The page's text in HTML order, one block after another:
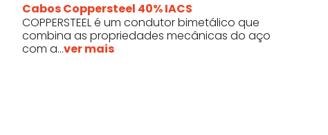
Cabos Coppersteel 40% IACS
COPPERSTEEL é um condutor bimetálico que
combina as propriedades mecânicas do aço
com a...ver mais